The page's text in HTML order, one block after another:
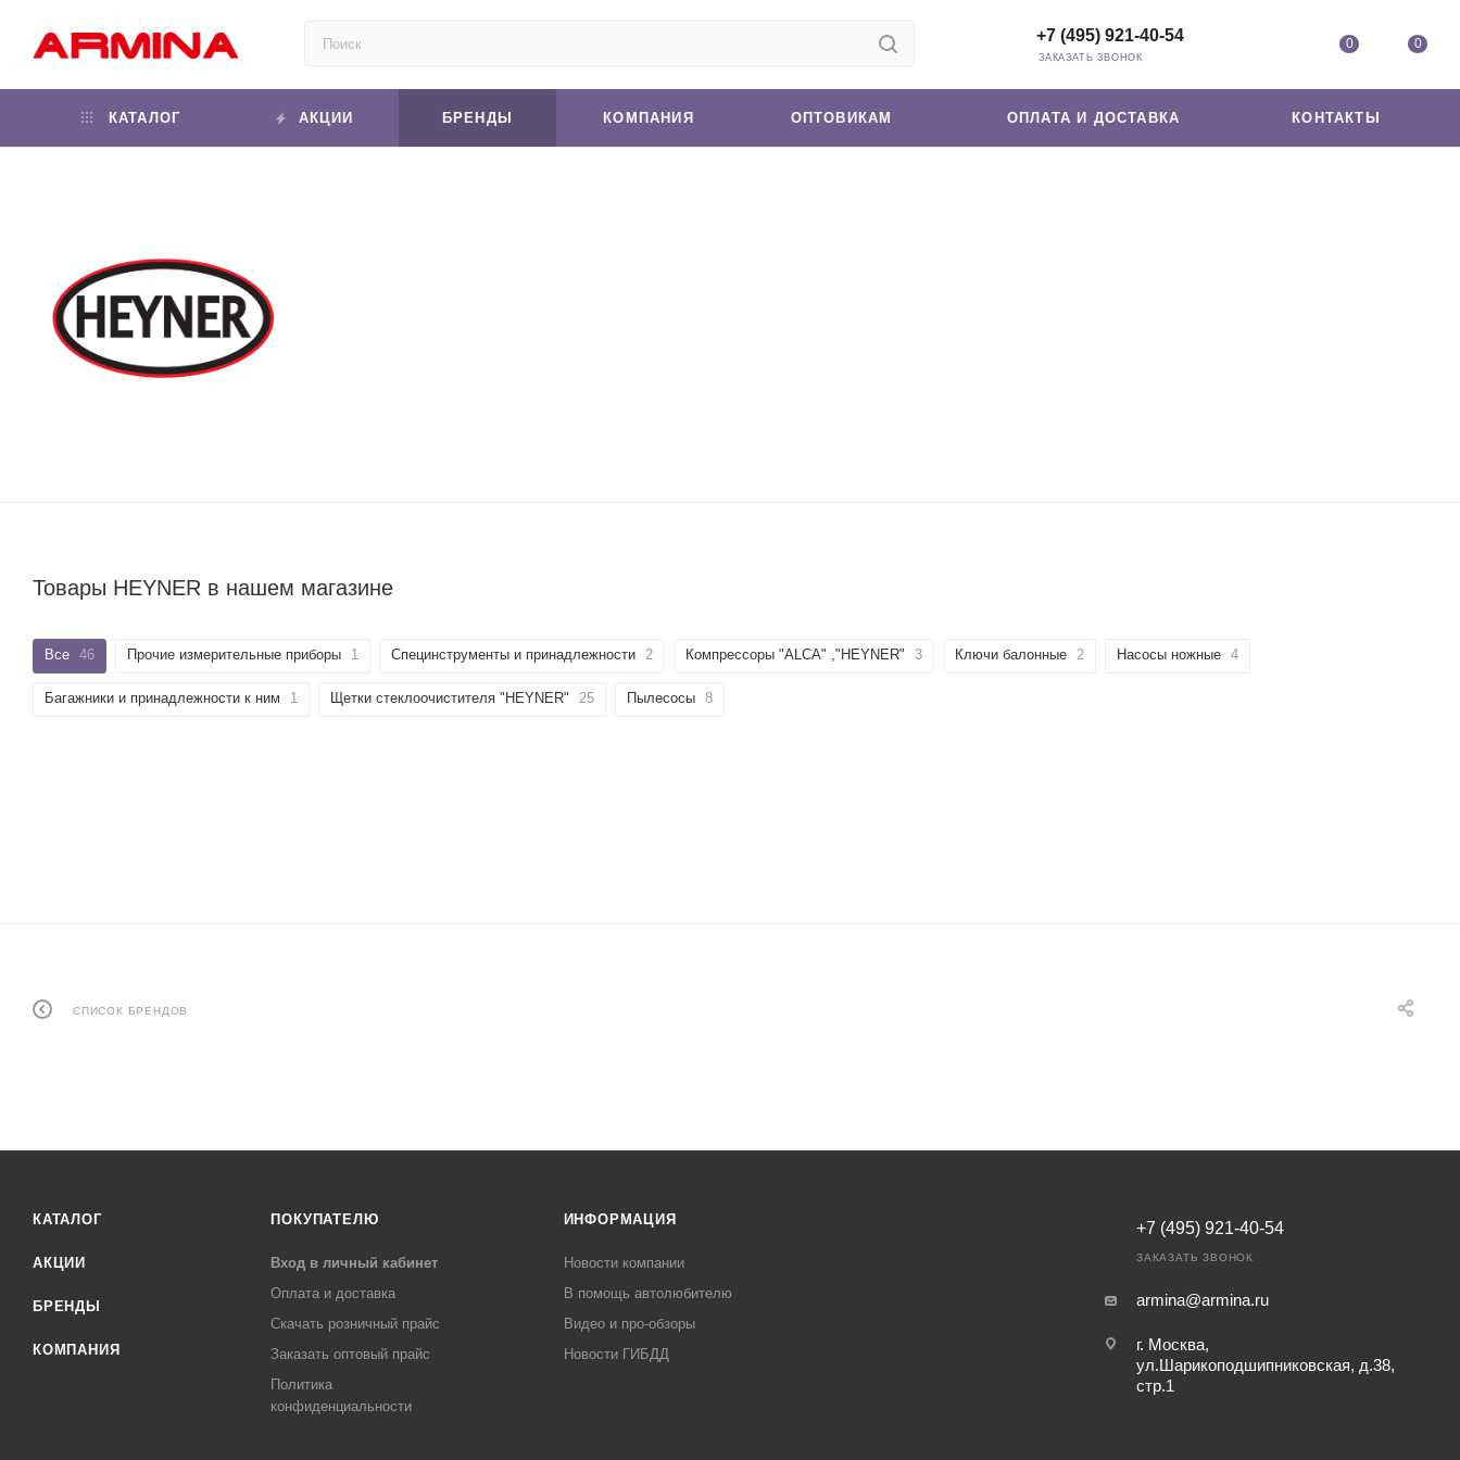
0 0
+7 (495) 921-40-54
ЗАКАЗАТЬ ЗВОНОК
КАТАЛОГ АКЦИИ БРЕНДЫ КОМПАНИЯ ОПТОВИКАМ ОПЛАТА И ДОСТАВКА КОНТАКТЫ
Товары HEYNER в нашем магазине
Все 46 Прочие измерительные приборы 1 Специнструменты и принадлежности 2 Компрессоры "ALCA" ,"HEYNER" 3 Ключи балонные 2 Насосы ножные 4
Багажники и принадлежности к ним 1 Щетки стеклоочистителя "HEYNER" 25 Пылесосы 8
СПИСОК БРЕНДОВ
КАТАЛОГ
АКЦИИ
БРЕНДЫ
КОМПАНИЯ
ПОКУПАТЕЛЮ
Вход в личный кабинет
Оплата и доставка
Скачать розничный прайс
Заказать оптовый прайс
Политика
конфиденциальности
ИНФОРМАЦИЯ
Новости компании
В помощь автолюбителю
Видео и про-обзоры
Новости ГИБДД
+7 (495) 921-40-54
ЗАКАЗАТЬ ЗВОНОК
armina@armina.ru
г. Москва,
ул.Шарикоподшипниковская, д.38,
стр.1